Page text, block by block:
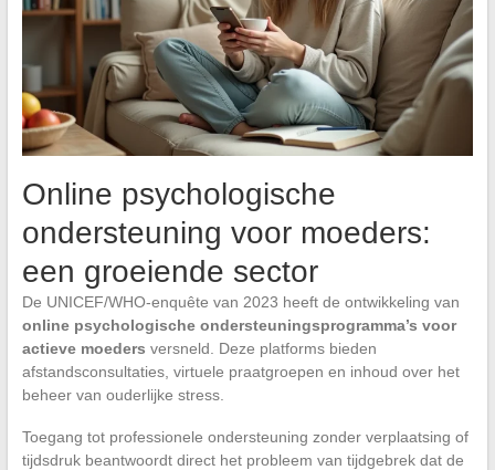
Online psychologische
ondersteuning voor moeders:
een groeiende sector
De UNICEF/WHO-enquête van 2023 heeft de ontwikkeling van
online psychologische ondersteuningsprogramma’s voor
actieve moeders versneld. Deze platforms bieden
afstandsconsultaties, virtuele praatgroepen en inhoud over het
beheer van ouderlijke stress.
Toegang tot professionele ondersteuning zonder verplaatsing of
tijdsdruk beantwoordt direct het probleem van tijdgebrek dat de